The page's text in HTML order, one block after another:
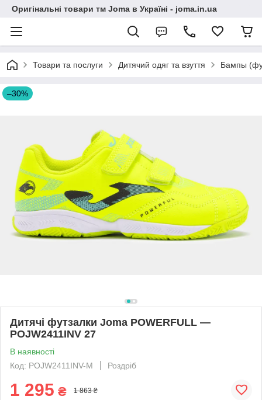
Оригінальні товари тм Joma в Україні - joma.in.ua
Товари та послуги Дитячий одяг та взуття Бампы
–30%
Дитячі футзалки Joma POWERFULL —
POJW2411INV 27
В наявності
Код: POJW2411INV-М
Роздріб
1 295 ₴ 1 863 ₴